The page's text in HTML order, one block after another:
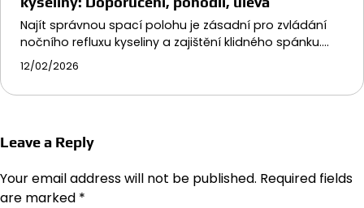
Najít správnou spací polohu je zásadní pro zvládání
nočního refluxu kyseliny a zajištění klidného spánku.…
12/02/2026
Leave a Reply
Your email address will not be published. Required fields
are marked *